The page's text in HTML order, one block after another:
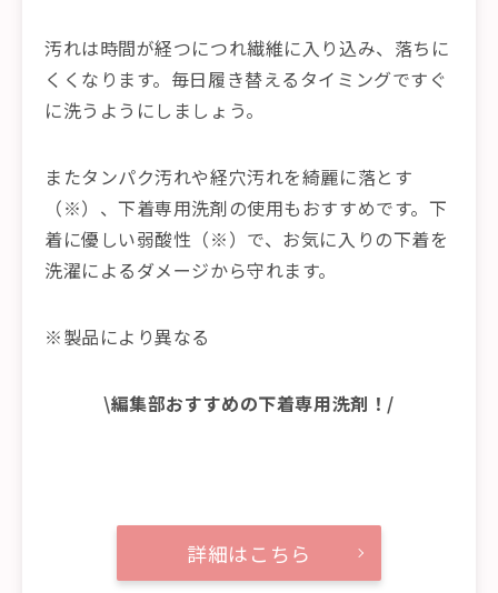
汚れは時間が経つにつれ繊維に入り込み、落ちに
くくなります。毎日履き替えるタイミングですぐ
に洗うようにしましょう。
またタンパク汚れや経穴汚れを綺麗に落とす
（※）、下着専用洗剤の使用もおすすめです。下
着に優しい弱酸性（※）で、お気に入りの下着を
洗濯によるダメージから守れます。
※製品により異なる
\編集部おすすめの下着専用洗剤！/
詳細はこちら